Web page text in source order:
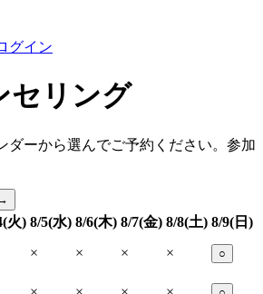
グイン
セリング
ダーから選んでご予約ください。参加
火) 8/5(水) 8/6(木) 8/7(金) 8/8(土) 8/9(日)
× × × × ○